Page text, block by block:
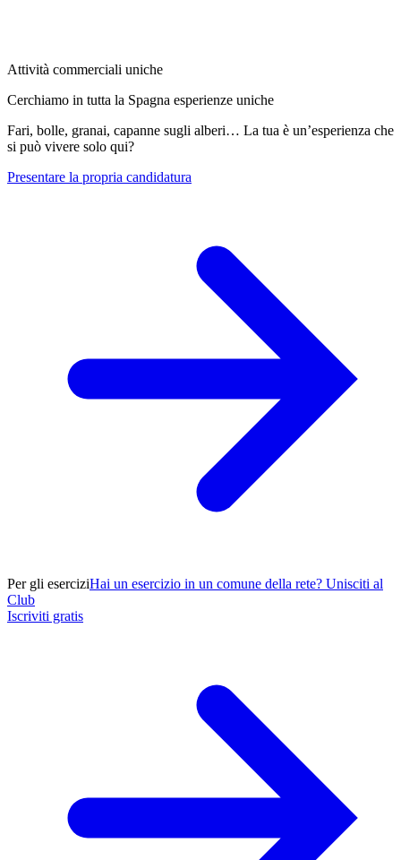
Attività commerciali uniche
Cerchiamo in tutta la Spagna esperienze uniche
Fari, bolle, granai, capanne sugli alberi… La tua è un’esperienza che
si può vivere solo qui?
Presentare la propria candidatura
Per gli eserciziHai un esercizio in un comune della rete? Unisciti al
Club
Iscriviti gratis